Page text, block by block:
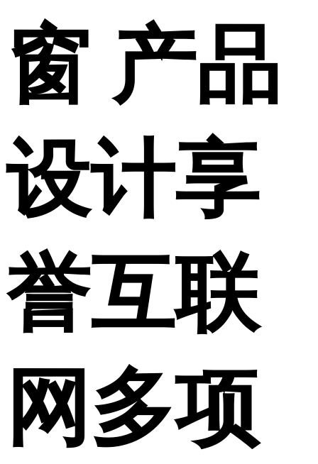
窗 产品
设计享
誉互联
网多项